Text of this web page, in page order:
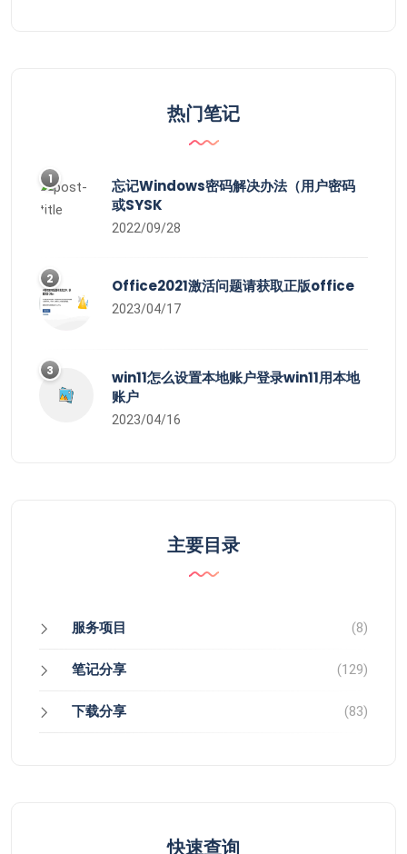
热门笔记
1
忘记Windows密码解决办法（用户密码
或SYSK
2022/09/28
2 Office2021激活问题请获取正版office
2023/04/17
3
win11怎么设置本地账户登录win11用本地
账户
2023/04/16
主要目录
服务项目 (8)
笔记分享 (129)
下载分享 (83)
快速查询